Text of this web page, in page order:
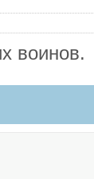
воинов.